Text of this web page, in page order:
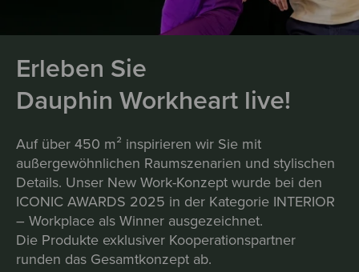
Erleben Sie
Dauphin Workheart live!
Auf über 450 m² inspirieren wir Sie mit
außergewöhnlichen Raumszenarien und stylischen
Details. Unser New Work-Konzept wurde bei den
ICONIC AWARDS 2025 in der Kategorie INTERIOR
– Workplace als Winner ausgezeichnet.
Die Produkte exklusiver Kooperationspartner
runden das Gesamtkonzept ab.